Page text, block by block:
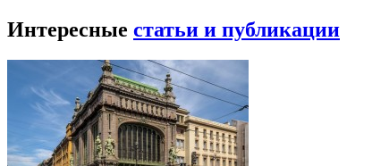
Интересные статьи и публикации